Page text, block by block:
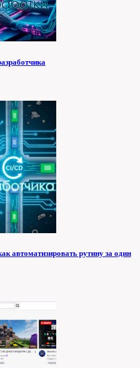
автоматизировать рутину за один